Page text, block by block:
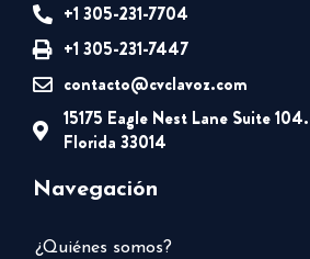
+1 305-231-7704
+1 305-231-7447
contacto@cvclavoz.com
15175 Eagle Nest Lane Suite
Florida 33014
Navegación
¿Quiénes somos?